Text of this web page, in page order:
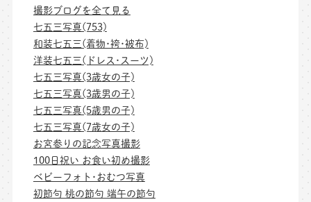
撮影ブログを全て見る
七五三写真(753)
和装七五三(着物･袴･被布)
洋装七五三(ドレス･スーツ)
七五三写真(3歳女の子)
七五三写真(3歳男の子)
七五三写真(5歳男の子)
七五三写真(7歳女の子)
お宮参りの記念写真撮影
100日祝い お食い初め撮影
ベビーフォト･おむつ写真
初節句 桃の節句 端午の節句